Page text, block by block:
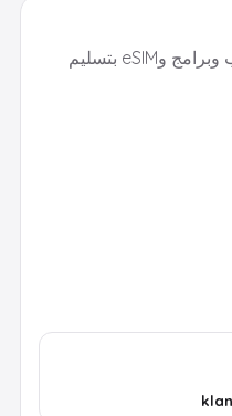
بطاقات هدايا رقمية وأكواد ألعاب وبرامج وeSIM بتسليم